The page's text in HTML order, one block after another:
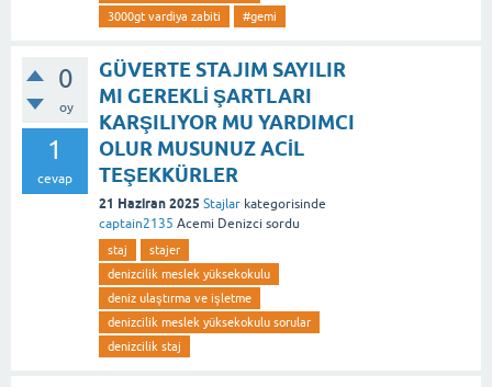
3000gt vardiya zabiti
#gemi
0
oy
1
cevap
GÜVERTE STAJIM SAYILIR
MI GEREKLİ ŞARTLARI
KARŞILIYOR MU YARDIMCI
OLUR MUSUNUZ ACİL
TEŞEKKÜRLER
21 Haziran 2025 Stajlar kategorisinde
captain2135 Acemi Denizci sordu
staj
stajer
denizcilik meslek yüksekokulu
deniz ulaştırma ve işletme
denizcilik meslek yüksekokulu sorular
denizcilik staj